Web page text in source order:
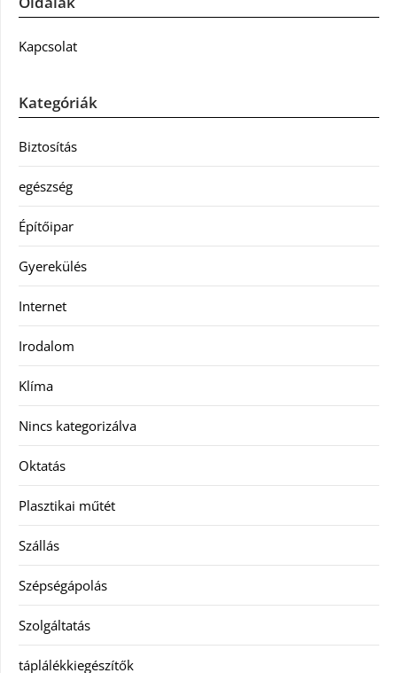
Kapcsolat
Kategóriák
Biztosítás
egészség
Építőipar
Gyerekülés
Internet
Irodalom
Klíma
Nincs kategorizálva
Oktatás
Plasztikai műtét
Szállás
Szépségápolás
Szolgáltatás
táplálékkiegészítők